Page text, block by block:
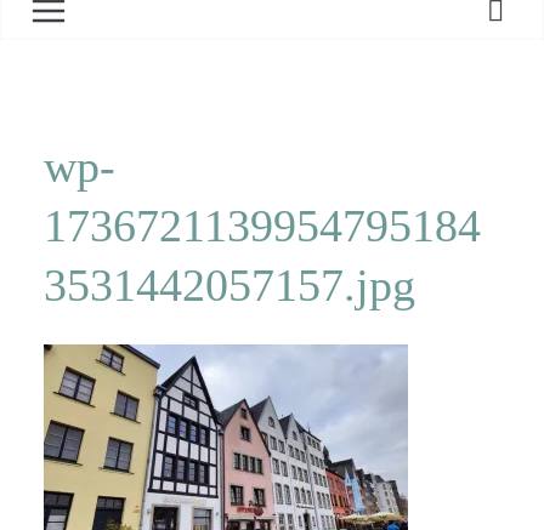
wp-
1736721139954795184
3531442057157.jpg